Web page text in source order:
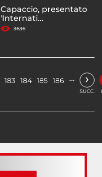
Capaccio, presentato
'Internati...
3636
183 184 185 186 … ›
SUCC.